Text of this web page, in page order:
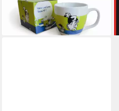
21,46 €
lieferbar - in 4-5 Werktagen bei dir